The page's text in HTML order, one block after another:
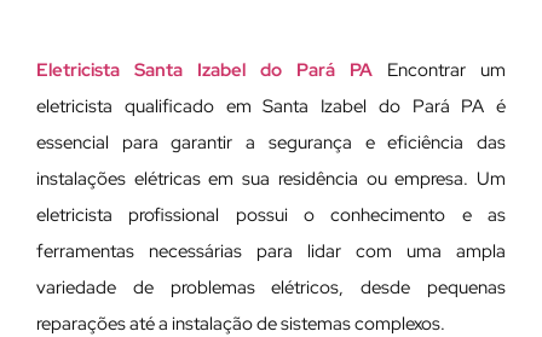
Eletricista Santa Izabel do Pará PA Encontrar um
eletricista qualificado em Santa Izabel do Pará PA é
essencial para garantir a segurança e eficiência das
instalações elétricas em sua residência ou empresa. Um
eletricista profissional possui o conhecimento e as
ferramentas necessárias para lidar com uma ampla
variedade de problemas elétricos, desde pequenas
reparações até a instalação de sistemas complexos.